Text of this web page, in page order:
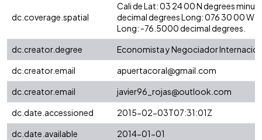
dc.coverage.spatial
Cali de Lat: 03 24 00 N degrees
decimal degrees Long: 076 30 00 W
Long: -76.5000 decimal degrees.
dc.creator.degree
Economista y Negociador
dc.creator.email
apuertacoral@gmail.com
dc.creator.email
javier96_rojas@outlook.com
dc.date.accessioned
2015-02-03T07:31:01Z
dc.date.available
2014-01-01